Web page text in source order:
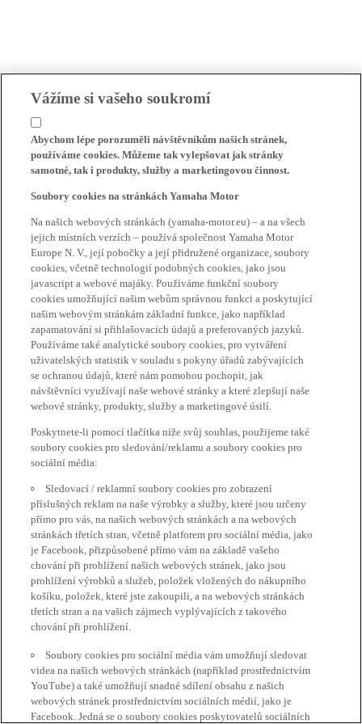
Vážíme si vašeho soukromí
Abychom lépe porozuměli návštěvníkům našich stránek,
používáme cookies. Můžeme tak vylepšovat jak stránky
samotné, tak i produkty, služby a marketingovou činnost.
Soubory cookies na stránkách Yamaha Motor
Na našich webových stránkách (yamaha-motor.eu) – a na všech
jejich místních verzích – používá společnost Yamaha Motor
Europe N. V., její pobočky a její přidružené organizace, soubory
cookies, včetně technologií podobných cookies, jako jsou
javascript a webové majáky. Používáme funkční soubory
cookies umožňující našim webům správnou funkci a poskytující
našim webovým stránkám základní funkce, jako například
zapamatování si přihlašovacích údajů a preferovaných jazyků.
Používáme také analytické soubory cookies, pro vytváření
uživatelských statistik v souladu s pokyny úřadů zabývajících
se ochranou údajů, které nám pomohou pochopit, jak
návštěvníci využívají naše webové stránky a které zlepšují naše
webové stránky, produkty, služby a marketingové úsilí.
Poskytnete-li pomocí tlačítka níže svůj souhlas, použijeme také
soubory cookies pro sledování/reklamu a soubory cookies pro
sociální média:
Sledovací / reklamní soubory cookies pro zobrazení
příslušných reklam na naše výrobky a služby, které jsou určeny
přímo pro vás, na našich webových stránkách a na webových
stránkách třetích stran, včetně platforem pro sociální média, jako
je Facebook, přizpůsobené přímo vám na základě vašeho
chování při prohlížení našich webových stránek, jako jsou
prohlížení výrobků a služeb, položek vložených do nákupního
košíku, položek, které jste zakoupili, a na webových stránkách
třetích stran a na vašich zájmech vyplývajících z takového
chování při prohlížení.
Soubory cookies pro sociální média vám umožňují sledovat
videa na našich webových stránkách (například prostřednictvím
YouTube) a také umožňují snadné sdílení obsahu z našich
webových stránek prostřednictvím sociálních médií, jako je
Facebook. Jedná se o soubory cookies poskytovatelů sociálních